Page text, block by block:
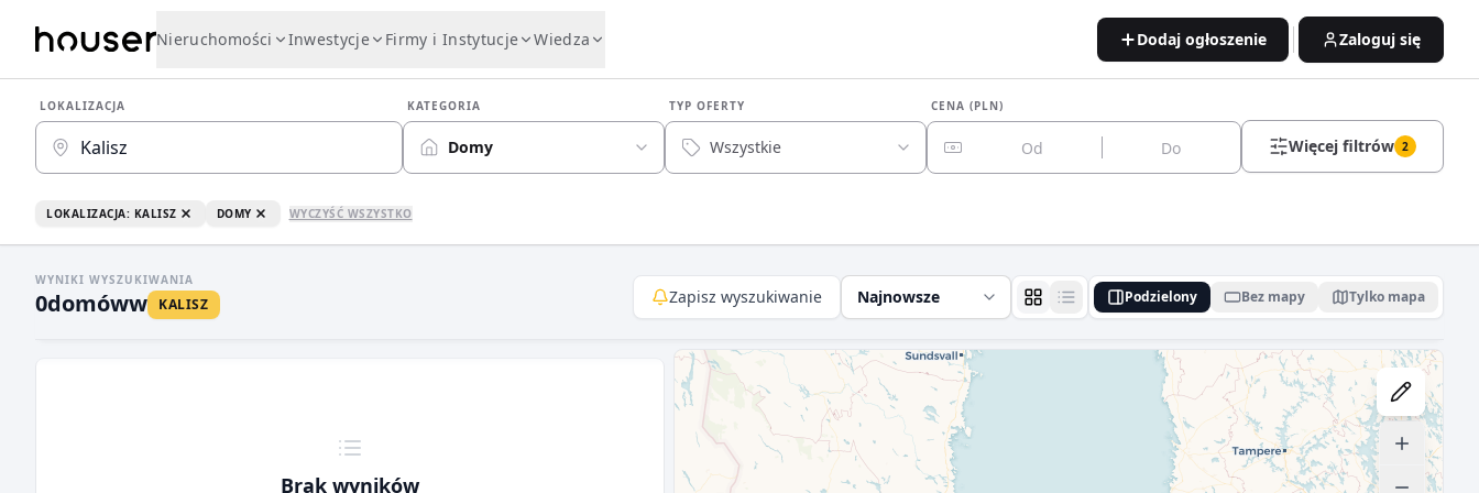
Nieruchomości Inwestycje Firmy i Instytucje Wiedza Dodaj ogłoszenie Zaloguj się
LOKALIZACJA KATEGORIA
Domy
TYP OFERTY
Wszystkie
CENA (PLN)
Więcej filtrów 2
LOKALIZACJA: KALISZ DOMY WYCZYŚĆ WSZYSTKO
WYNIKI WYSZUKIWANIA
0domóww KALISZ Zapisz wyszukiwanie Najnowsze Podzielony Bez mapy Tylko mapa
Brak wyników